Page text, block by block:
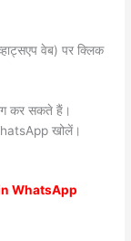
वेब) पर क्लिक
कर सकते हैं।
खोलें।
WhatsApp